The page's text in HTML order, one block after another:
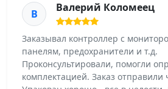
В Валерий Коломеец
Заказывал контроллер с
панелям, предохранители и т.д.
Проконсультировали, помогли
комплектацией. Заказ отправили